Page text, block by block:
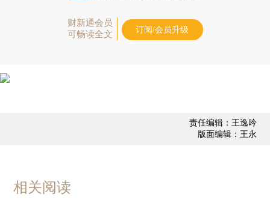
财新通会员
可畅读全文
订阅/会员升级
责任编辑：王逸吟
版面编辑：王永
相关阅读